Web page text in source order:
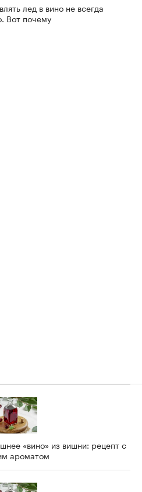
лед в вино не всегда
Вот почему
«вино» из вишни: рецепт с
ароматом